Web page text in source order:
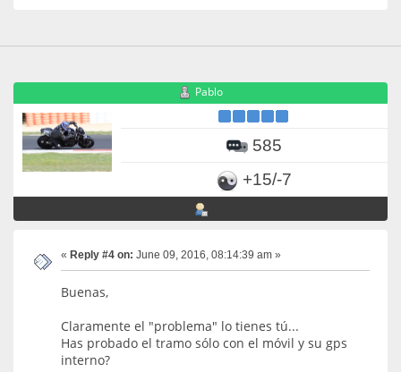
Pablo
585
+15/-7
« Reply #4 on: June 09, 2016, 08:14:39 am »
Buenas,
Claramente el "problema" lo tienes tú...
Has probado el tramo sólo con el móvil y su gps
interno?